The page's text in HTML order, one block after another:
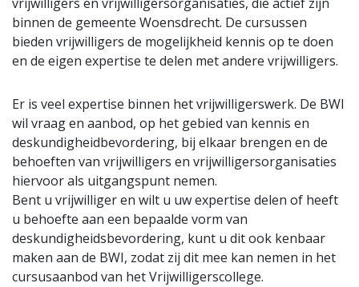
binnen de gemeente Woensdrecht. De cursussen
bieden vrijwilligers de mogelijkheid kennis op te doen
en de eigen expertise te delen met andere vrijwilligers.
Er is veel expertise binnen het vrijwilligerswerk. De BWI
wil vraag en aanbod, op het gebied van kennis en
deskundigheidbevordering, bij elkaar brengen en de
behoeften van vrijwilligers en vrijwilligersorganisaties
hiervoor als uitgangspunt nemen.
Bent u vrijwilliger en wilt u uw expertise delen of heeft
u behoefte aan een bepaalde vorm van
deskundigheidsbevordering, kunt u dit ook kenbaar
maken aan de BWI, zodat zij dit mee kan nemen in het
cursusaanbod van het Vrijwilligerscollege.